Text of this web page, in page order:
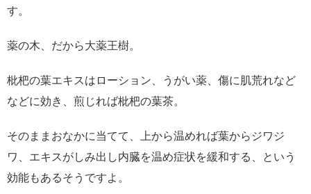
す。
薬の木、だから大薬王樹。
枇杷の葉エキスはローション、うがい薬、傷に肌荒れなど
などに効き、煎じれば枇杷の葉茶。
そのままおなかに当てて、上から温めれば葉からジワジ
ワ、エキスがしみ出し内臓を温め症状を緩和する、という
効能もあるそうですよ。